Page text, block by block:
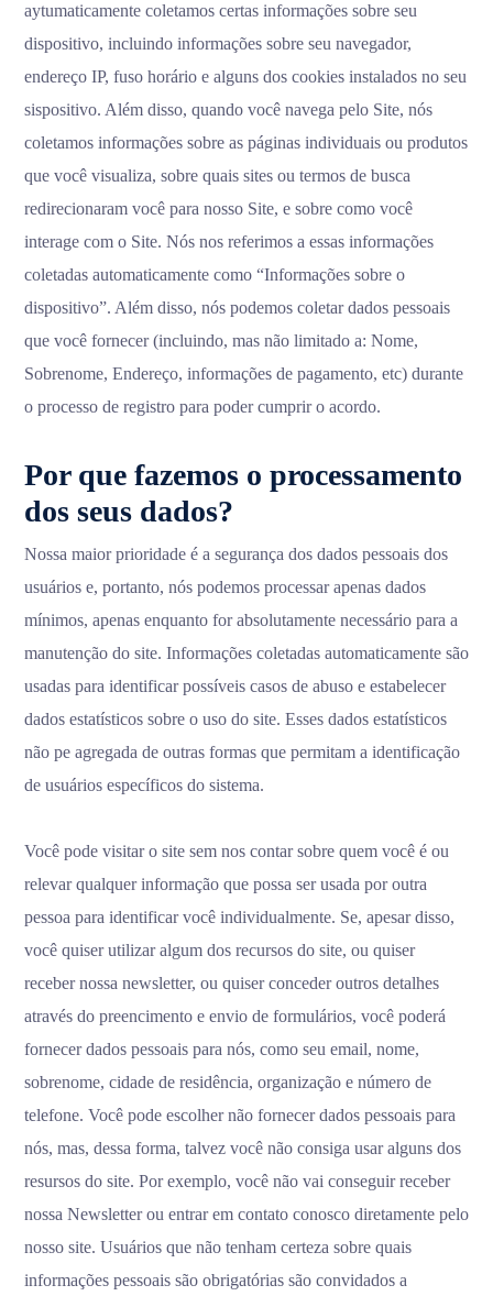
aytumaticamente coletamos certas informações sobre seu
dispositivo, incluindo informações sobre seu navegador,
endereço IP, fuso horário e alguns dos cookies instalados no seu
sispositivo. Além disso, quando você navega pelo Site, nós
coletamos informações sobre as páginas individuais ou produtos
que você visualiza, sobre quais sites ou termos de busca
redirecionaram você para nosso Site, e sobre como você
interage com o Site. Nós nos referimos a essas informações
coletadas automaticamente como “Informações sobre o
dispositivo”. Além disso, nós podemos coletar dados pessoais
que você fornecer (incluindo, mas não limitado a: Nome,
Sobrenome, Endereço, informações de pagamento, etc) durante
o processo de registro para poder cumprir o acordo.
Por que fazemos o processamento
dos seus dados?
Nossa maior prioridade é a segurança dos dados pessoais dos
usuários e, portanto, nós podemos processar apenas dados
mínimos, apenas enquanto for absolutamente necessário para a
manutenção do site. Informações coletadas automaticamente são
usadas para identificar possíveis casos de abuso e estabelecer
dados estatísticos sobre o uso do site. Esses dados estatísticos
não pe agregada de outras formas que permitam a identificação
de usuários específicos do sistema.
Você pode visitar o site sem nos contar sobre quem você é ou
relevar qualquer informação que possa ser usada por outra
pessoa para identificar você individualmente. Se, apesar disso,
você quiser utilizar algum dos recursos do site, ou quiser
receber nossa newsletter, ou quiser conceder outros detalhes
através do preencimento e envio de formulários, você poderá
fornecer dados pessoais para nós, como seu email, nome,
sobrenome, cidade de residência, organização e número de
telefone. Você pode escolher não fornecer dados pessoais para
nós, mas, dessa forma, talvez você não consiga usar alguns dos
resursos do site. Por exemplo, você não vai conseguir receber
nossa Newsletter ou entrar em contato conosco diretamente pelo
nosso site. Usuários que não tenham certeza sobre quais
informações pessoais são obrigatórias são convidados a